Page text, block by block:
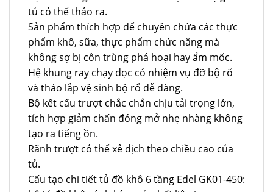
tủ có thể tháo ra.
Sản phẩm thích hợp để chuyên chứa các thực
phẩm khô, sữa, thực phẩm chức năng mà
không sợ bị côn trùng phá hoại hay ẩm mốc.
Hệ khung ray chạy dọc có nhiệm vụ đỡ bộ rổ
và tháo lắp vệ sinh bộ rổ dễ dàng.
Bộ kết cấu trượt chắc chắn chịu tải trọng lớn,
tích hợp giảm chấn đóng mở nhẹ nhàng không
tạo ra tiếng ồn.
Rãnh trượt có thể xê dịch theo chiều cao của
tủ.
Cấu tạo chi tiết tủ đồ khô 6 tầng Edel GK01-450: